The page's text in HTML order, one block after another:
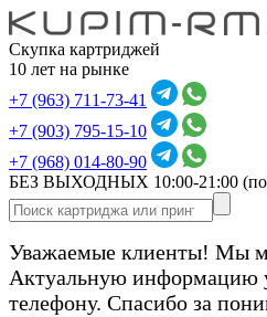
Скупка картриджей
10 лет на рынке
+7 (963) 711-73-41
+7 (903) 795-15-10
+7 (968) 014-80-90
БЕЗ ВЫХОДНЫХ 10:00-21:00
Уважаемые клиенты! Мы
Актуальную информацию
телефону. Спасибо за